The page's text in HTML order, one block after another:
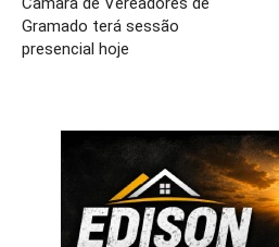
Gramado terá sessão
presencial hoje